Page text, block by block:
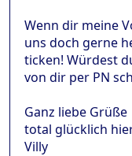
Wenn dir meine
uns doch gerne
ticken! Würdest
von dir per PN
Ganz liebe Grüße
total glücklich
Villy